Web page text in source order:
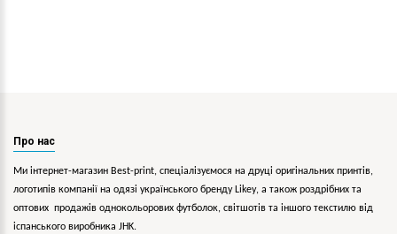
Про нас
Ми інтернет-магазин Best-print, спеціалізуємося на друці оригінальних принтів,
логотипів компанії на одязі українського бренду Likey, а також роздрібних та
оптових продажів однокольорових футболок, світшотів та іншого текстилю від
іспанського виробника JHK.